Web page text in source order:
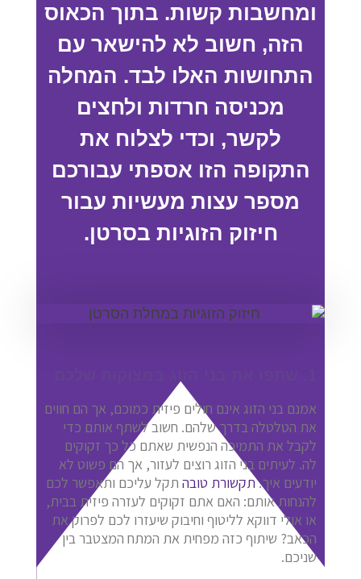
ומחשבות קשות. בתוך הכאוס
הזה, חשוב לא להישאר עם
התחושות האלו לבד. המחלה
מכניסה חרדות ולחצים
לקשר, וכדי לצלוח את
התקופה הזו אספתי עבורכם
מספר עצות מעשיות עבור
חיזוק הזוגיות בסרטן.
אמנם בני הזוג אינם חולים פיזית כמוכם, אך הם חווים
את הטלטלה בדרך שלהם. חשוב לשתף אותם כדי
לקבל את התמיכה הנפשית שאתם כל כך זקוקים
לה. לעיתים בני הזוג רוצים לעזור, אך הם פשוט לא
יודעים איך.תקשורת טובהתקל עליכם ותאפשר לכם
להנחות אותם: האם אתם זקוקים לעזרה פיזית בבית,
או אולי דווקא לליטוף וחיבוק שיעזרו לכם לפרוק את
הכאב? שיתוף כזה מפחית את המתח המצטבר בין
שניכם.